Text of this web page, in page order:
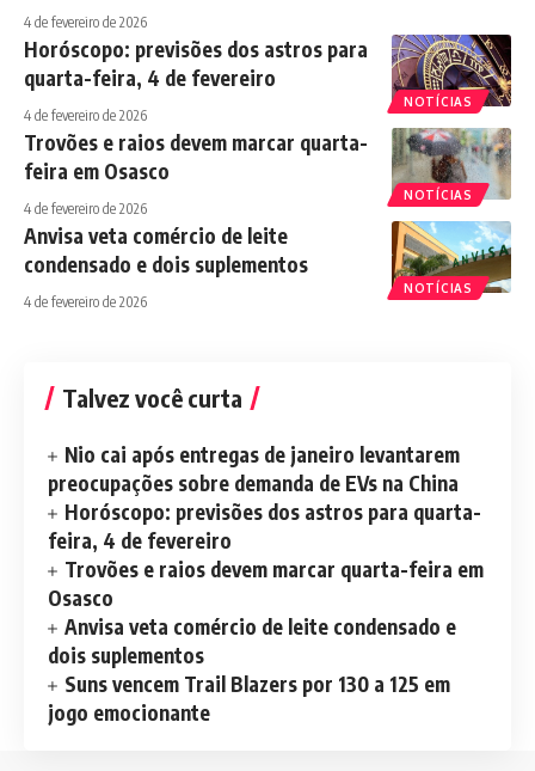
4 de fevereiro de 2026
NOTÍCIAS
Horóscopo: previsões dos astros para
quarta-feira, 4 de fevereiro
4 de fevereiro de 2026
NOTÍCIAS
Trovões e raios devem marcar quarta-
feira em Osasco
4 de fevereiro de 2026
NOTÍCIAS
Anvisa veta comércio de leite
condensado e dois suplementos
4 de fevereiro de 2026
Talvez você curta
Nio cai após entregas de janeiro levantarem
preocupações sobre demanda de EVs na China
Horóscopo: previsões dos astros para quarta-
feira, 4 de fevereiro
Trovões e raios devem marcar quarta-feira em
Osasco
Anvisa veta comércio de leite condensado e
dois suplementos
Suns vencem Trail Blazers por 130 a 125 em
jogo emocionante